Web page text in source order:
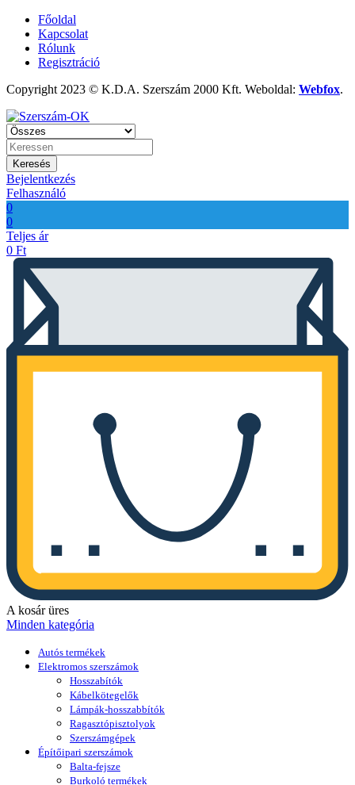
Főoldal
Kapcsolat
Rólunk
Regisztráció
Copyright 2023 © K.D.A. Szerszám 2000 Kft. Weboldal: Webfox.
Keresés
Bejelentkezés
Felhasználó
0
0
Teljes ár
0 Ft
A kosár üres
Minden kategória
Autós termékek
Elektromos szerszámok
Hosszabítók
Kábelkötegelők
Lámpák-hosszabbítók
Ragasztópisztolyok
Szerszámgépek
Építőipari szerszámok
Balta-fejsze
Burkoló termékek